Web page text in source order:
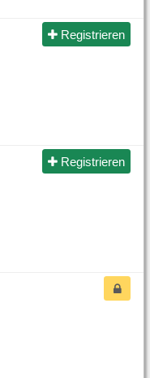
Registrieren
Registrieren